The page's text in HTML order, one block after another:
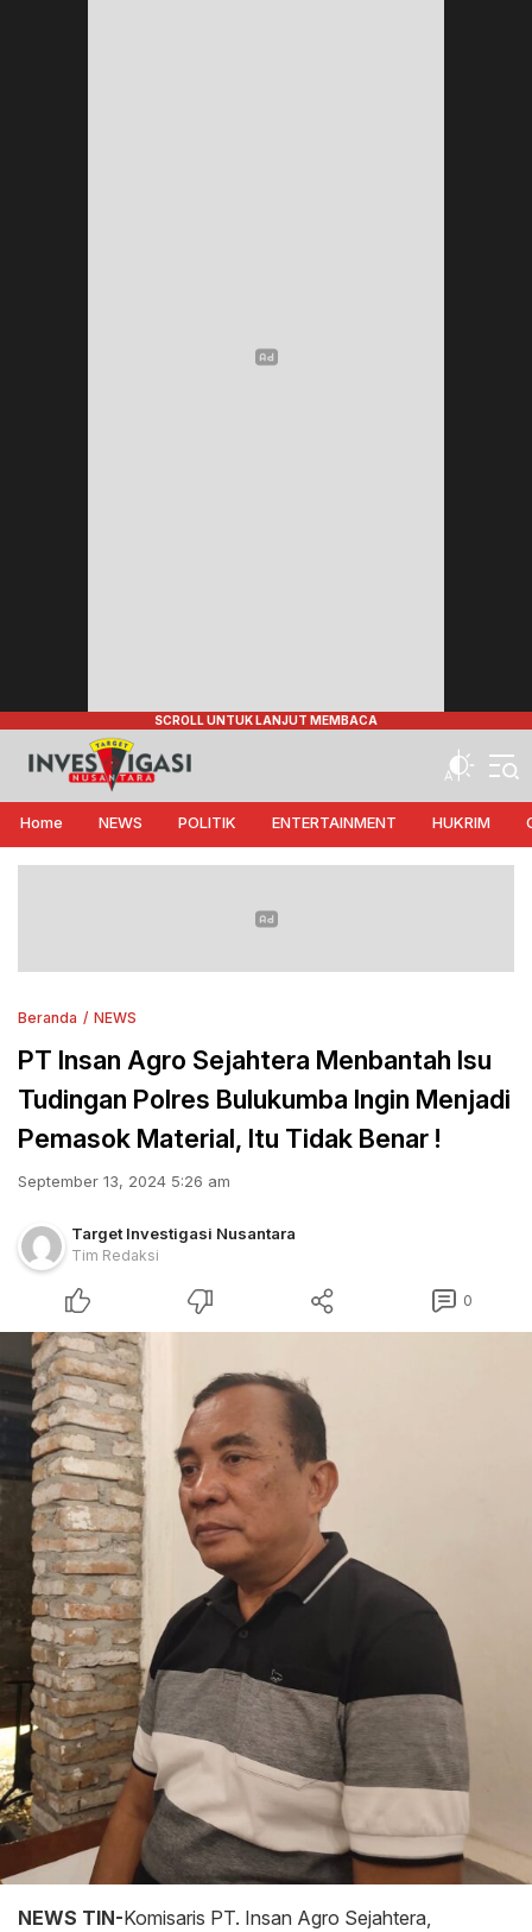
Target Investigasi Nusantara
Edukasi Nusantara
Home NEWS POLITIK ENTERTAINMENT HUKRIM
Beranda NEWS
PT Insan Agro Sejahtera Menbantah Isu
Tudingan Polres Bulukumba Ingin Menjadi
Pemasok Material, Itu Tidak Benar !
September 13, 2024 5:26 am
Target Investigasi Nusantara
Tim Redaksi
0
NEWS TIN-Komisaris PT. Insan Agro Sejahtera,